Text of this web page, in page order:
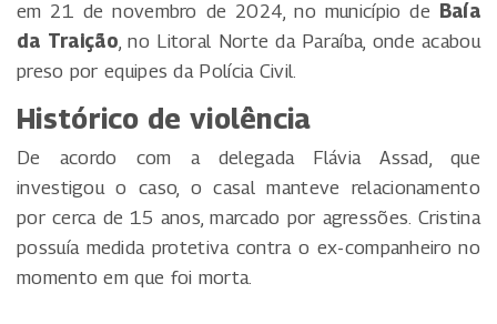
em 21 de novembro de 2024, no município de Baía
da Traição, no Litoral Norte da Paraíba, onde acabou
preso por equipes da Polícia Civil.
Histórico de violência
De acordo com a delegada Flávia Assad, que
investigou o caso, o casal manteve relacionamento
por cerca de 15 anos, marcado por agressões. Cristina
possuía medida protetiva contra o ex-companheiro no
momento em que foi morta.